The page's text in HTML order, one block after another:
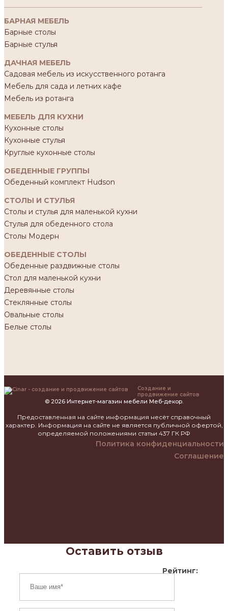
БАРНАЯ МЕБЕЛЬ
Барные столы
Барные стулья
ДАЧНАЯ МЕБЕЛЬ
Садовая мебель из искусственного ротанга
Мебель для сада и летних кафе
Мебель из ротанга
МЕБЕЛЬ ДЛЯ КУХНИ
Кухонные столы
Кухонные стулья
Круглые кухонные столы
ОБЕДЕННЫЕ ГРУППЫ
Обеденный комплект Hudson
СТОЛЫ И СТУЛЬЯ
Столы и стулья для маленькой кухни
Стулья для обеденного стола
Столы Модерн
ОБЕДЕННЫЕ СТОЛЫ
Обеденные раздвижные столы
Стол для маленькой кухни
Деревянные столы
Стеклянные столы
Овальные столы
Белые столы
Создание и
продвижение сайтов
© 2026 Интернет-магазин мебели Меб-декор.
Предоставленная на сайте информация несёт справочный
характер. Информация на сайте не является публичной офертой,
определяемой положениями статьи 437 ГК РФ
Политика конфиденциальности
Соглашение
Оставить отзыв
Рейтинг: